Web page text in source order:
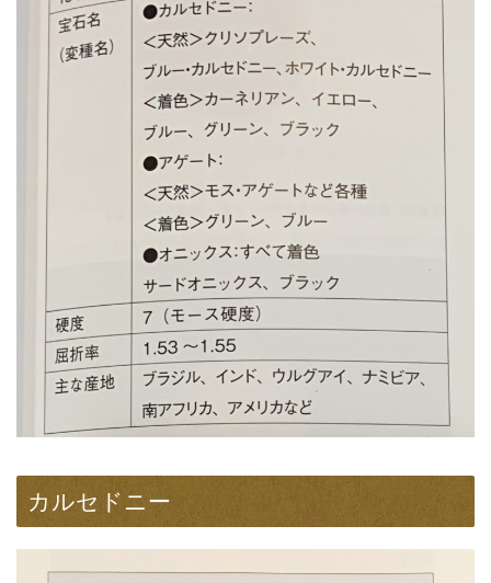
カルセドニー